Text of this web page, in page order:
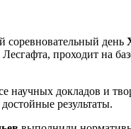
соревновательный день
проходит на
докладов и
результаты.